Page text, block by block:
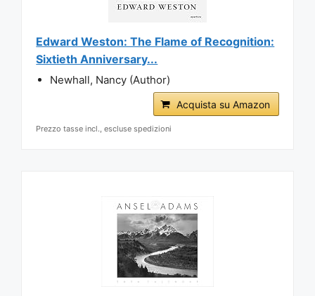
Edward Weston: The Flame of Recognition:
Sixtieth Anniversary...
Newhall, Nancy (Author)
Acquista su Amazon
Prezzo tasse incl., escluse spedizioni